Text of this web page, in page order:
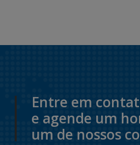
Entre em
e agende um
um de nossos